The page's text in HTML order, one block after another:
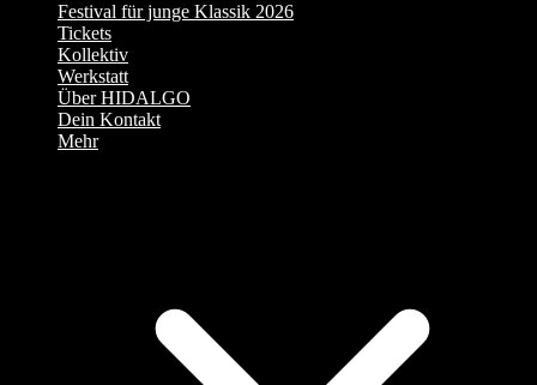
Festival für junge Klassik 2026
Tickets
Kollektiv
Werkstatt
Über HIDALGO
Dein Kontakt
Mehr